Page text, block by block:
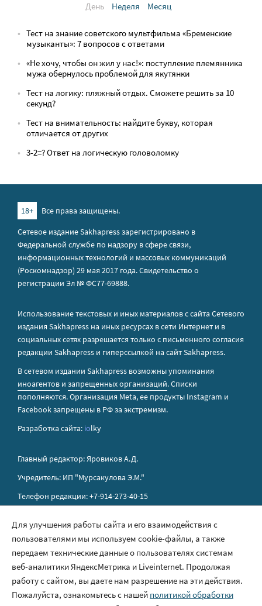
День
Неделя Месяц
Тест на знание советского мультфильма «Бременские
музыканты»: 7 вопросов с ответами
«Не хочу, чтобы он жил у нас!»: поступление племянника
мужа обернулось проблемой для якутянки
Тест на логику: пляжный отдых. Сможете решить за 10
секунд?
Тест на внимательность: найдите букву, которая
отличается от других
3-2=? Ответ на логическую головоломку
18+
Все права защищены.
Сетевое издание Sakhapress зарегистрировано в
Федеральной службе по надзору в сфере связи,
информационных технологий и массовых коммуникаций
(Роскомнадзор) 29 мая 2017 года. Свидетельство о
регистрации Эл № ФС77-69888.
Использование текстовых и иных материалов с сайта Сетевого
издания Sakhapress на иных ресурсах в сети Интернет и в
социальных сетях разрешается только с письменного согласия
редакции Sakhapress и гиперссылкой на сайт Sakhapress.
В сетевом издании Sakhapress возможны упоминания
иноагентов и запрещенных организаций. Списки
пополняются. Организация Metа, ее продукты Instagram и
Facebook запрещены в РФ за экстремизм.
Разработка сайта: iolky
Главный редактор: Яровиков А.Д.
Учредитель: ИП "Мурсакулова Э.М."
Телефон редакции: +7-914-273-40-15
Правила сайта
Политика обработки персональных данных
Размещение рекламы
Контакты
Для улучшения работы сайта и его взаимодействия с
пользователями мы используем cookie-файлы, а также
передаем технические данные о пользователях системам
веб-аналитики ЯндексМетрика и Liveinternet. Продолжая
работу с сайтом, вы даете нам разрешение на эти действия.
Пожалуйста, ознакомьтесь с нашей политикой обработки